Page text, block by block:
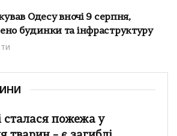
Одесу вночі 9 серпня,
будинки та інфраструктуру
сталася пожежа у